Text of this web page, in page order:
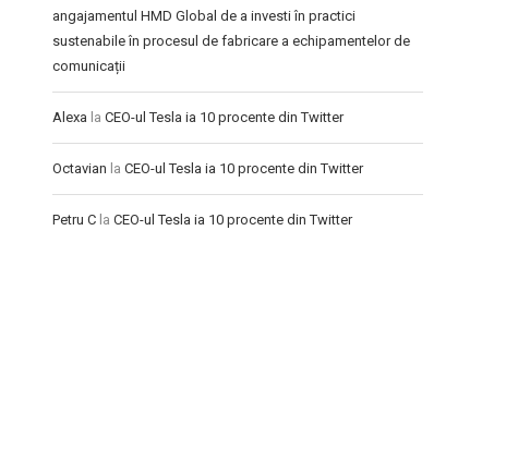
angajamentul HMD Global de a investi în practici
sustenabile în procesul de fabricare a echipamentelor de
comunicații
Alexa la CEO-ul Tesla ia 10 procente din Twitter
Octavian la CEO-ul Tesla ia 10 procente din Twitter
Petru C la CEO-ul Tesla ia 10 procente din Twitter